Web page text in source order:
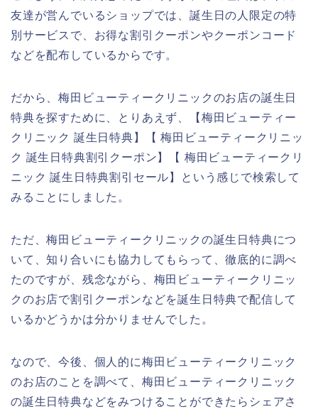
友達が営んでいるショップでは、誕生日の人限定の特
別サービスで、お得な割引クーポンやクーポンコード
などを配布しているからです。
だから、梅田ビューティークリニックのお店の誕生日
特典を探すために、とりあえず、【梅田ビューティー
クリニック 誕生日特典】【 梅田ビューティークリニッ
ク 誕生日特典割引クーポン】【 梅田ビューティークリ
ニック 誕生日特典割引セール】という感じで検索して
みることにしました。
ただ、梅田ビューティークリニックの誕生日特典につ
いて、知り合いにも協力してもらって、徹底的に調べ
たのですが、残念ながら、梅田ビューティークリニッ
クのお店で割引クーポンなどを誕生日特典で配信して
いるかどうかは分かりませんでした。
なので、今後、個人的に梅田ビューティークリニック
のお店のことを調べて、梅田ビューティークリニック
の誕生日特典などをみつけることができたらシェアさ